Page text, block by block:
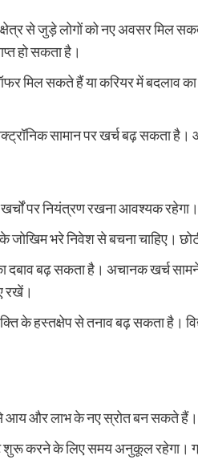
से जुड़े लोगों को नए अवसर मिल
हो सकता है।
मिल सकते हैं या करियर में बदलाव
सामान पर खर्च बढ़ सकता
खर्चों पर नियंत्रण रखना आवश्यक
के जोखिम भरे निवेश से बचना चाहिए।
दबाव बढ़ सकता है। अचानक खर्च
रखें।
के हस्तक्षेप से तनाव बढ़ सकता है।
से आय और लाभ के नए स्रोत बन सकते
शुरू करने के लिए समय अनुकूल रहेगा।